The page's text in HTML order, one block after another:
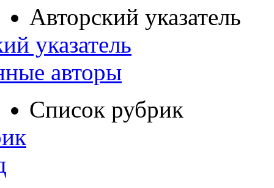
Авторский указатель
указатель
авторы
Список рубрик